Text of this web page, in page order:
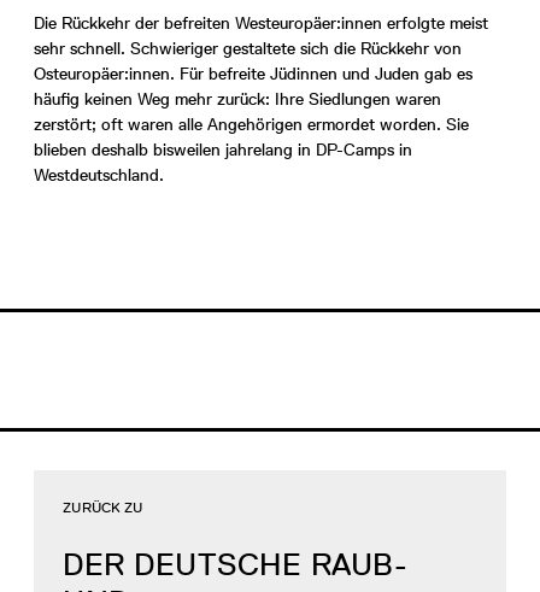
Die Rückkehr der befreiten Westeuropäer:innen erfolgte meist
sehr schnell. Schwieriger gestaltete sich die Rückkehr von
Osteuropäer:innen. Für befreite Jüdinnen und Juden gab es
häufig keinen Weg mehr zurück: Ihre Siedlungen waren
zerstört; oft waren alle Angehörigen ermordet worden. Sie
blieben deshalb bisweilen jahrelang in DP-Camps in
Westdeutschland.
DER DEUTSCHE RAUB-
ZURÜCK ZU